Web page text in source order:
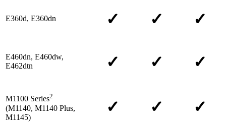
E360d, E360dn ✓ ✓ ✓
E460dn, E460dw,
E462dtn
✓ ✓ ✓
M1100 Series2
(M1140, M1140 Plus,
M1145)
✓ ✓ ✓